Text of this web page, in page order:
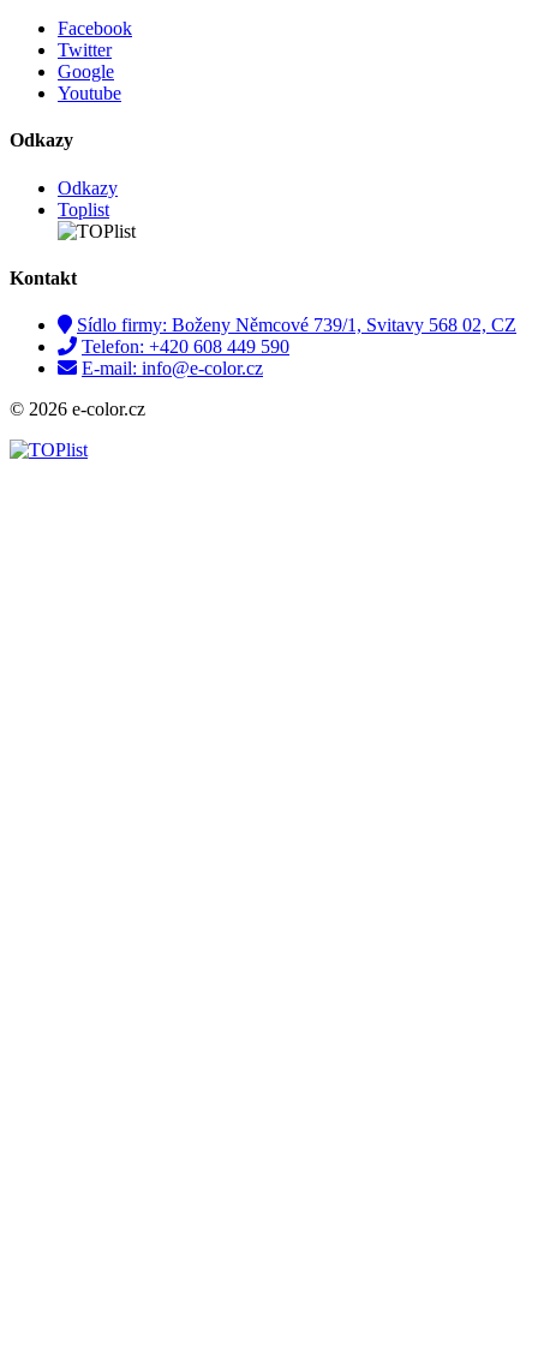
Facebook
Twitter
Google
Youtube
Odkazy
Odkazy
Toplist
Kontakt
Sídlo firmy: Boženy Němcové 739/1, Svitavy 568 02, CZ
Telefon: +420 608 449 590
E-mail: info@e-color.cz
© 2026 e-color.cz